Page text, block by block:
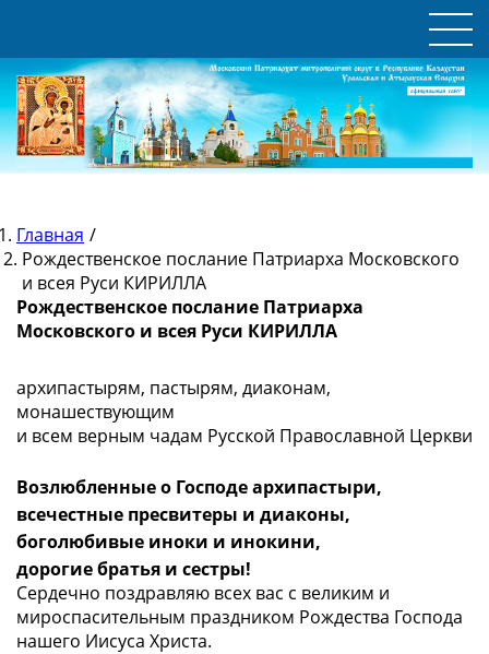
Главная /
Рождественское послание Патриарха Московского
и всея Руси КИРИЛЛА
Рождественское послание Патриарха
Московского и всея Руси КИРИЛЛА
архипастырям, пастырям, диаконам,
монашествующим
и всем верным чадам Русской Православной Церкви
Возлюбленные о Господе архипастыри,
всечестные пресвитеры и диаконы,
боголюбивые иноки и инокини,
дорогие братья и сестры!
Сердечно поздравляю всех вас с великим и
мироспасительным праздником Рождества Господа
нашего Иисуса Христа.